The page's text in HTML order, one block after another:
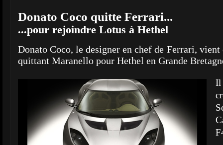
Donato Coco quitte Ferrari...
...pour rejoindre Lotus à Hethel
Donato Coco, le designer en chef de Ferrari, vient
quittant Maranello pour Hethel en Grande
Il